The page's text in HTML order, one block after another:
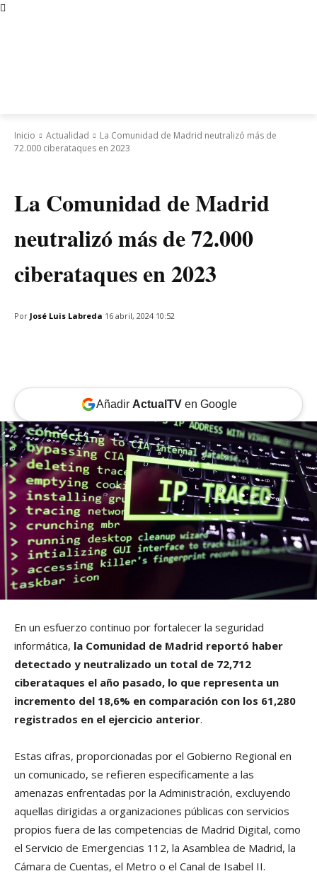
Inicio Actualidad
La Comunidad de Madrid neutralizó más de
72.000 ciberataques en 2023
La Comunidad de Madrid
neutralizó más de 72.000
ciberataques en 2023
Por José Luis Labreda 16 abril, 2024 10:52
Añadir ActualTVen Google
En un esfuerzo continuo por fortalecer la seguridad
informática, la Comunidad de Madrid reportó haber
detectado y neutralizado un total de 72,712
ciberataques el año pasado, lo que representa un
incremento del 18,6% en comparación con los 61,280
registrados en el ejercicio anterior.
Estas cifras, proporcionadas por el Gobierno Regional en
un comunicado, se refieren específicamente a las
amenazas enfrentadas por la Administración, excluyendo
aquellas dirigidas a organizaciones públicas con servicios
propios fuera de las competencias de Madrid Digital, como
el Servicio de Emergencias 112, la Asamblea de Madrid, la
Cámara de Cuentas, el Metro o el Canal de Isabel II.